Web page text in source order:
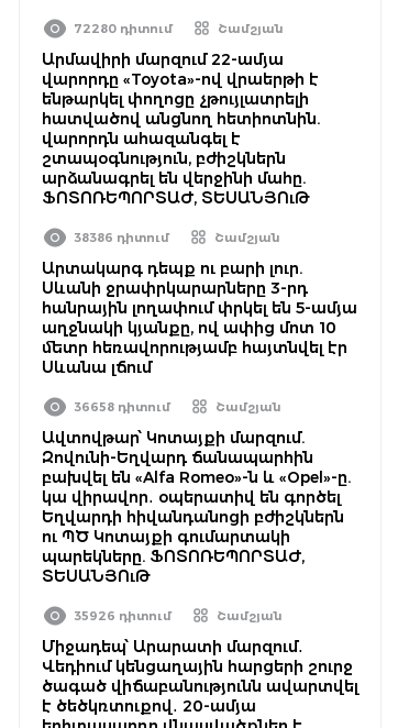
72280 դիտում Շամշյան
Արմավիրի մարզում 22-ամյա
վարորդը «Toyota»-ով վրաերթի է
ենթարկել փողոցը չթույլատրելի
հատվածով անցնող հետիոտնին.
վարորդն ահազանգել է
շտապօգնություն, բժիշկներն
արձանագրել են վերջինի մահը.
ՖՈՏՈՌԵՊՈՐՏԱԺ, ՏԵՍԱՆՅՈւԹ
38386 դիտում Շամշյան
Արտակարգ դեպք ու բարի լուր.
Սևանի ջրափրկարարները 3-րդ
հանրային լողափում փրկել են 5-ամյա
աղջնակի կյանքը, ով ափից մոտ 10
մետր հեռավորությամբ հայտնվել էր
Սևանա լճում
36658 դիտում Շամշյան
Ավտովթար՝ Կոտայքի մարզում.
Զովունի-Եղվարդ ճանապարհին
բախվել են «Alfa Romeo»-ն և «Opel»-ը.
կա վիրավոր․ օպերատիվ են գործել
Եղվարդի հիվանդանոցի բժիշկներն
ու ՊԾ Կոտայքի գումարտակի
պարեկները. ՖՈՏՈՌԵՊՈՐՏԱԺ,
ՏԵՍԱՆՅՈւԹ
35926 դիտում Շամշյան
Միջադեպ՝ Արարատի մարզում․
Վեդիում կենցաղային հարցերի շուրջ
ծագած վիճաբանությունն ավարտվել
է ծեծկռտուքով․ 20-ամյա